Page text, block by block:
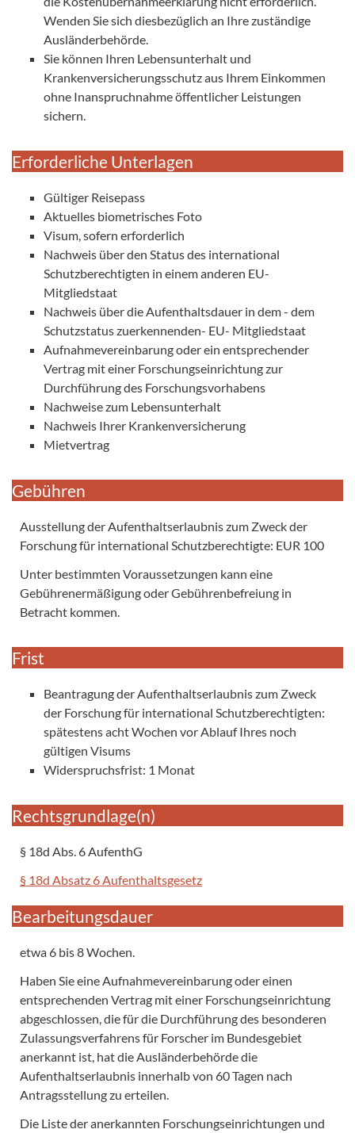
Wenden Sie sich diesbezüglich an Ihre zuständige
Ausländerbehörde.
Sie können Ihren Lebensunterhalt und
Krankenversicherungsschutz aus Ihrem Einkommen
ohne Inanspruchnahme öffentlicher Leistungen
sichern.
Erforderliche Unterlagen
Gültiger Reisepass
Aktuelles biometrisches Foto
Visum, sofern erforderlich
Nachweis über den Status des international
Schutzberechtigten in einem anderen EU-
Mitgliedstaat
Nachweis über die Aufenthaltsdauer in dem - dem
Schutzstatus zuerkennenden- EU- Mitgliedstaat
Aufnahmevereinbarung oder ein entsprechender
Vertrag mit einer Forschungseinrichtung zur
Durchführung des Forschungsvorhabens
Nachweise zum Lebensunterhalt
Nachweis Ihrer Krankenversicherung
Mietvertrag
Gebühren
Ausstellung der Aufenthaltserlaubnis zum Zweck der
Forschung für international Schutzberechtigte: EUR 100
Unter bestimmten Voraussetzungen kann eine
Gebührenermäßigung oder Gebührenbefreiung in
Betracht kommen.
Frist
Beantragung der Aufenthaltserlaubnis zum Zweck
der Forschung für international Schutzberechtigten:
spätestens acht Wochen vor Ablauf Ihres noch
gültigen Visums
Widerspruchsfrist: 1 Monat
Rechtsgrundlage(n)
§ 18d Abs. 6 AufenthG
§ 18d Absatz 6 Aufenthaltsgesetz
Bearbeitungsdauer
etwa 6 bis 8 Wochen.
Haben Sie eine Aufnahmevereinbarung oder einen
entsprechenden Vertrag mit einer Forschungseinrichtung
abgeschlossen, die für die Durchführung des besonderen
Zulassungsverfahrens für Forscher im Bundesgebiet
anerkannt ist, hat die Ausländerbehörde die
Aufenthaltserlaubnis innerhalb von 60 Tagen nach
Antragsstellung zu erteilen.
Die Liste der anerkannten Forschungseinrichtungen und